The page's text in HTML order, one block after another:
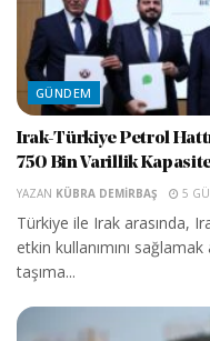
GÜNDEM
Irak-Türkiye Petrol
750 Bin Varillik
YAZAN KÜBRA DEMIRBAŞ 5
Türkiye ile Irak arasında,
etkin kullanımını
taşıma...